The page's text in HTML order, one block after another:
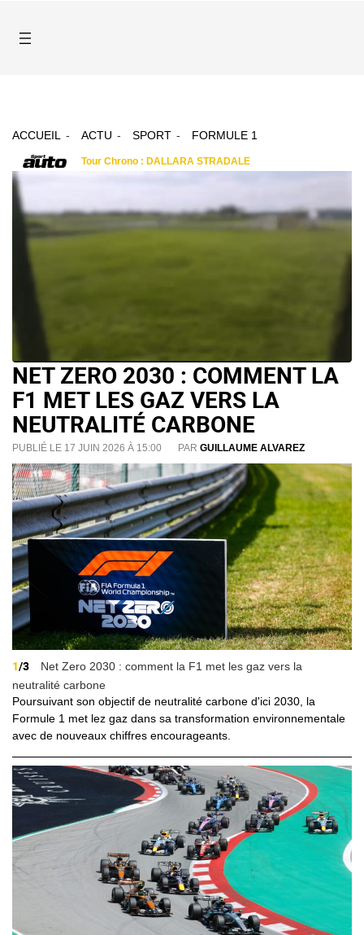
ACCUEIL ACTU SPORT FORMULE 1
NET ZERO 2030 : COMMENT LA
F1 MET LES GAZ VERS LA
NEUTRALITÉ CARBONE
PUBLIÉ LE 17 JUIN 2026 À 15:00 PAR GUILLAUME ALVAREZ
1/3
Net Zero 2030 : comment la F1 met les gaz vers la
neutralité carbone
Poursuivant son objectif de neutralité carbone d'ici 2030, la
Formule 1 met lez gaz dans sa transformation environnementale
avec de nouveaux chiffres encourageants.